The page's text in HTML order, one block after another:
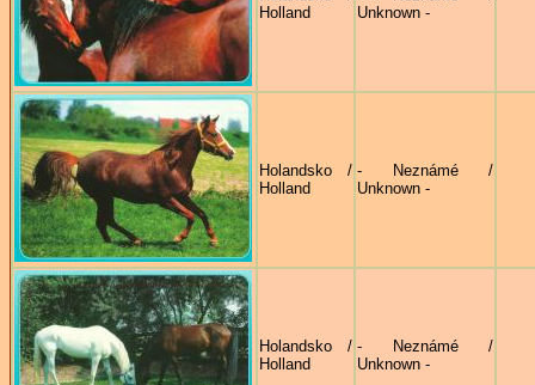
Holland
Unknown -
Holandsko /
Holland
- Neznámé /
Unknown -
Holandsko /
Holland
- Neznámé /
Unknown -